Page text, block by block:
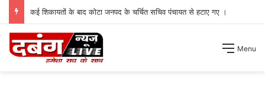
कई शिकायतों के बाद कोटा जनपद के चर्चित सचिव पंचायत से हटाए गए ।
Menu